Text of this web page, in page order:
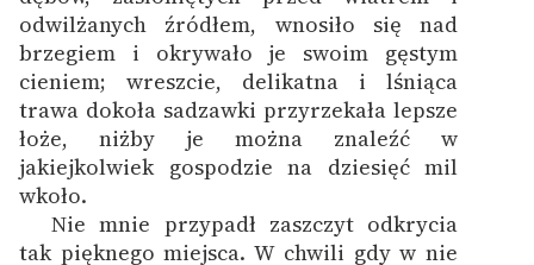
odwilżanych źródłem, wnosiło się nad
brzegiem i okrywało je swoim gęstym
cieniem; wreszcie, delikatna i lśniąca
trawa dokoła sadzawki przyrzekała lepsze
łoże, niżby je można znaleźć w
jakiejkolwiek gospodzie na dziesięć mil
wkoło.
Nie mnie przypadł zaszczyt odkrycia
tak pięknego miejsca. W chwili gdy w nie